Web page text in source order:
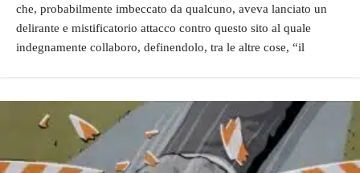
che, probabilmente imbeccato da qualcuno, aveva lanciato un
delirante e mistificatorio attacco contro questo sito al quale
indegnamente collaboro, definendolo, tra le altre cose, “il